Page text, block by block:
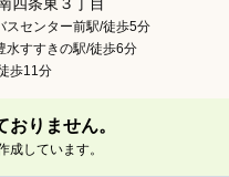
スセンター前駅/徒歩5分
水すすきの駅/徒歩6分
歩11分
りません。
しています。